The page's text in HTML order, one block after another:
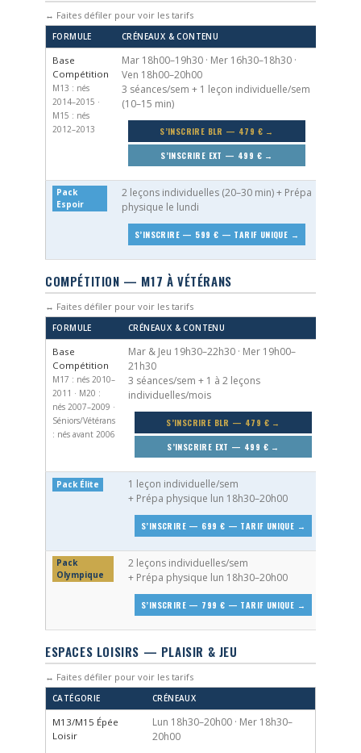
↔ Faites défiler pour voir les tarifs
FORMULE CRÉNEAUX & CONTENU
Base
Compétition
M13 : nés
2014–2015 ·
M15 : nés
2012–2013
Mar 18h00–19h30 · Mer 16h30–18h30 ·
Ven 18h00–20h00
3 séances/sem + 1 leçon individuelle/sem
(10–15 min)
S’INSCRIRE BLR — 479 € →
S’INSCRIRE EXT — 499 € →
Pack
Espoir
2 leçons individuelles (20–30 min) + Prépa
physique le lundi
S’INSCRIRE — 599 € — TARIF UNIQUE →
COMPÉTITION — M17 À VÉTÉRANS
↔ Faites défiler pour voir les tarifs
FORMULE CRÉNEAUX & CONTENU
Base
Compétition
M17 : nés 2010–
2011 · M20 :
nés 2007–2009 ·
Séniors/Vétérans
: nés avant 2006
Mar & Jeu 19h30–22h30 · Mer 19h00–
21h30
3 séances/sem + 1 à 2 leçons
individuelles/mois
S’INSCRIRE BLR — 479 € →
S’INSCRIRE EXT — 499 € →
Pack Élite
1 leçon individuelle/sem
+ Prépa physique lun 18h30–20h00
S’INSCRIRE — 699 € — TARIF UNIQUE →
Pack
Olympique
2 leçons individuelles/sem
+ Prépa physique lun 18h30–20h00
S’INSCRIRE — 799 € — TARIF UNIQUE →
ESPACES LOISIRS — PLAISIR & JEU
↔ Faites défiler pour voir les tarifs
CATÉGORIE CRÉNEAUX
M13/M15 Épée
Loisir
Lun 18h30–20h00 · Mer 18h30–
20h00